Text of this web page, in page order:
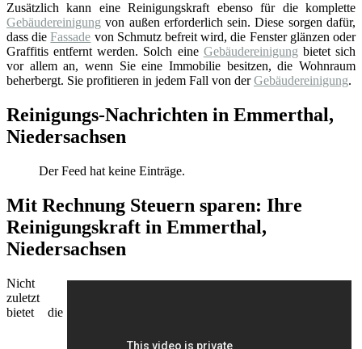
Zusätzlich kann eine Reinigungskraft ebenso für die komplette
Gebäudereinigung von außen erforderlich sein. Diese sorgen dafür,
dass dieFassade von Schmutz befreit wird, die Fenster glänzen oder
Graffitis entfernt werden. Solch eine Gebäudereinigung bietet sich
vor allem an, wenn Sie eine Immobilie besitzen, die Wohnraum
beherbergt. Sie profitieren in jedem Fall von derGebäudereinigung.
Reinigungs-Nachrichten in Emmerthal,
Niedersachsen
Der Feed hat keine Einträge.
Mit Rechnung Steuern sparen: Ihre
Reinigungskraft in Emmerthal,
Niedersachsen
Nicht
zuletzt
bietet die